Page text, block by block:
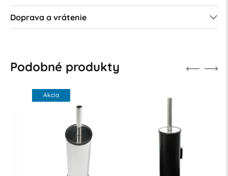
Doprava a vrátenie
Podobné produkty